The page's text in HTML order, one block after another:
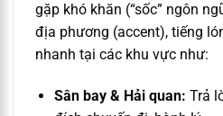
gặp khó khăn (“sốc” ngôn
địa phương (accent), tiếng
nhanh tại các khu vực như:
Sân bay & Hải quan: Trả